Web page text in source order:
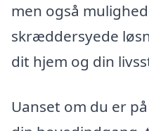
men også
skræddersyede
dit hjem og din
Uanset om du er